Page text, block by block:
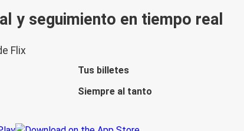
y seguimiento en tiempo real
Flix
Tus billetes
Siempre al tanto